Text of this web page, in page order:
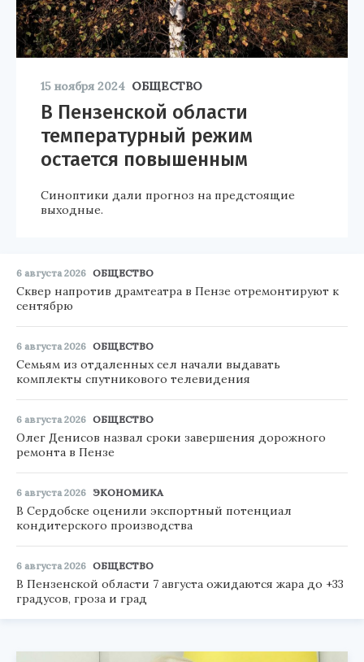
15 ноября 2024 ОБЩЕСТВО
В Пензенской области
температурный режим
остается повышенным
Синоптики дали прогноз на предстоящие
выходные.
6 августа 2026 ОБЩЕСТВО
Сквер напротив драмтеатра в Пензе отремонтируют к
сентябрю
6 августа 2026 ОБЩЕСТВО
Семьям из отдаленных сел начали выдавать
комплекты спутникового телевидения
6 августа 2026 ОБЩЕСТВО
Олег Денисов назвал сроки завершения дорожного
ремонта в Пензе
6 августа 2026 ЭКОНОМИКА
В Сердобске оценили экспортный потенциал
кондитерского производства
6 августа 2026 ОБЩЕСТВО
В Пензенской области 7 августа ожидаются жара до +33
градусов, гроза и град